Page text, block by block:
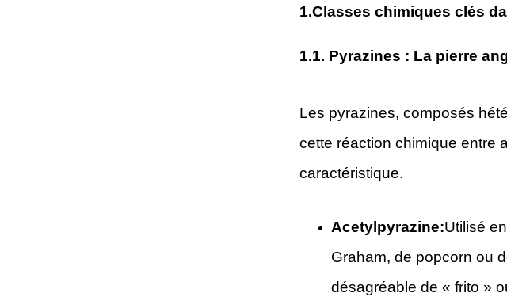
1.Classes chimiques clés
1.1. Pyrazines : La pierre
Les pyrazines, composés
cette réaction chimique entre
caractéristique.
Acetylpyrazine:Utilisé
Graham, de popcorn ou
désagréable de « frito »